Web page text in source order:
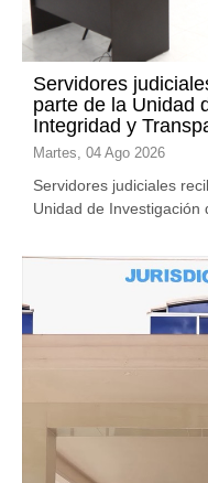
Servidores
parte de la Unidad
Integridad y
Martes, 04 Ago 2026
Servidores judiciales
Unidad de Investigación